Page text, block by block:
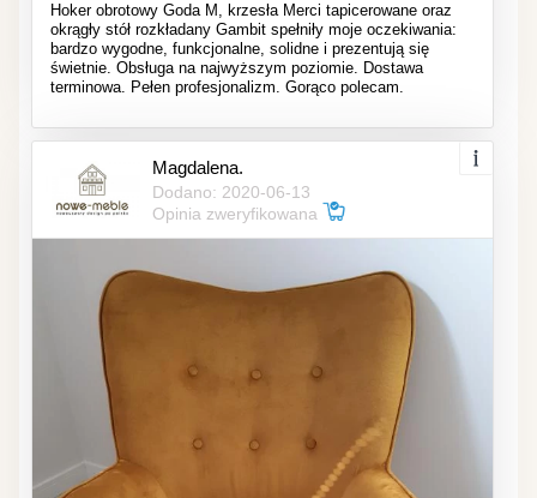
Hoker obrotowy Goda M, krzesła Merci tapicerowane oraz
okrągły stół rozkładany Gambit spełniły moje oczekiwania:
bardzo wygodne, funkcjonalne, solidne i prezentują się
świetnie. Obsługa na najwyższym poziomie. Dostawa
terminowa. Pełen profesjonalizm. Gorąco polecam.
Magdalena.
Dodano: 2020-06-13
Opinia zweryfikowana